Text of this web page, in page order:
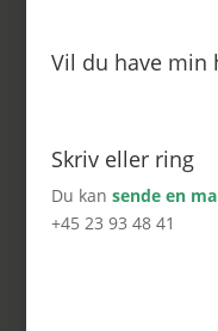
Vil du have min
Skriv eller ring
Du kan sende en
+45 23 93 48 41